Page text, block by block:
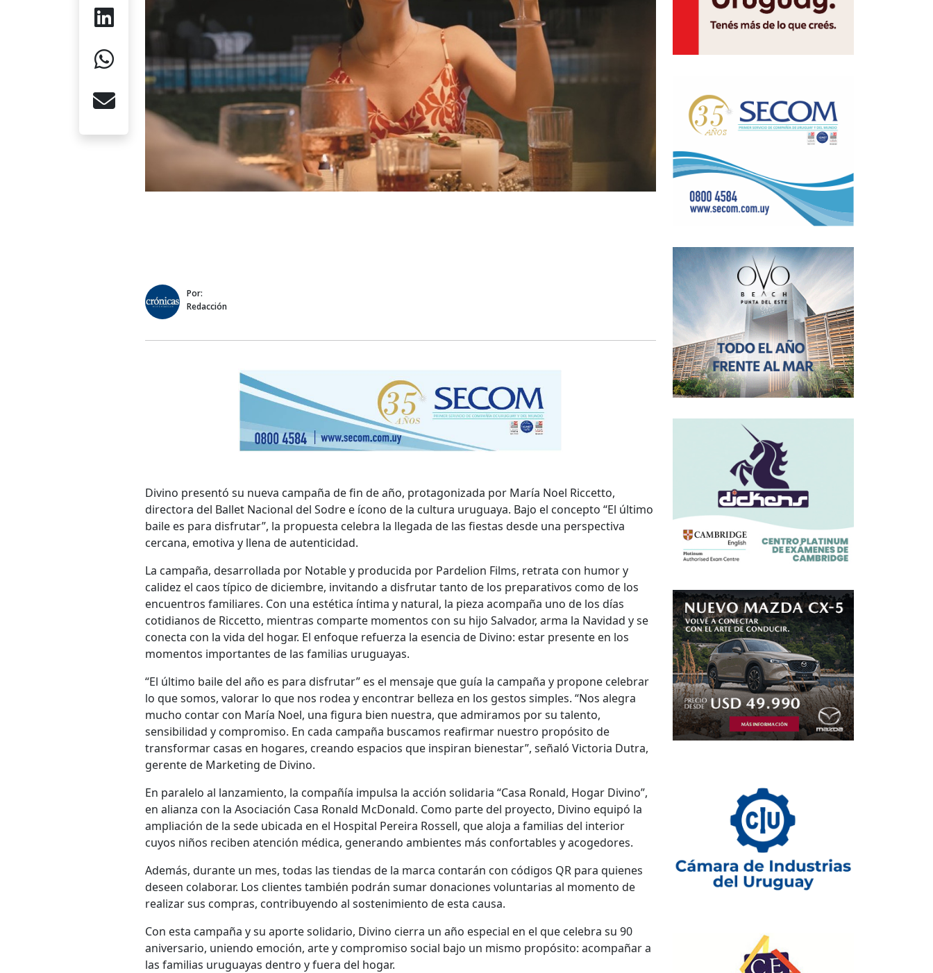
Por:
Redacción
Divino presentó su nueva campaña de fin de año, protagonizada por María Noel Riccetto,
directora del Ballet Nacional del Sodre e ícono de la cultura uruguaya. Bajo el concepto “El último
baile es para disfrutar”, la propuesta celebra la llegada de las fiestas desde una perspectiva
cercana, emotiva y llena de autenticidad.
La campaña, desarrollada por Notable y producida por Pardelion Films, retrata con humor y
calidez el caos típico de diciembre, invitando a disfrutar tanto de los preparativos como de los
encuentros familiares. Con una estética íntima y natural, la pieza acompaña uno de los días
cotidianos de Riccetto, mientras comparte momentos con su hijo Salvador, arma la Navidad y se
conecta con la vida del hogar. El enfoque refuerza la esencia de Divino: estar presente en los
momentos importantes de las familias uruguayas.
“El último baile del año es para disfrutar” es el mensaje que guía la campaña y propone celebrar
lo que somos, valorar lo que nos rodea y encontrar belleza en los gestos simples. “Nos alegra
mucho contar con María Noel, una figura bien nuestra, que admiramos por su talento,
sensibilidad y compromiso. En cada campaña buscamos reafirmar nuestro propósito de
transformar casas en hogares, creando espacios que inspiran bienestar”, señaló Victoria Dutra,
gerente de Marketing de Divino.
En paralelo al lanzamiento, la compañía impulsa la acción solidaria “Casa Ronald, Hogar Divino”,
en alianza con la Asociación Casa Ronald McDonald. Como parte del proyecto, Divino equipó la
ampliación de la sede ubicada en el Hospital Pereira Rossell, que aloja a familias del interior
cuyos niños reciben atención médica, generando ambientes más confortables y acogedores.
Además, durante un mes, todas las tiendas de la marca contarán con códigos QR para quienes
deseen colaborar. Los clientes también podrán sumar donaciones voluntarias al momento de
realizar sus compras, contribuyendo al sostenimiento de esta causa.
Con esta campaña y su aporte solidario, Divino cierra un año especial en el que celebra su 90
aniversario, uniendo emoción, arte y compromiso social bajo un mismo propósito: acompañar a
las familias uruguayas dentro y fuera del hogar.